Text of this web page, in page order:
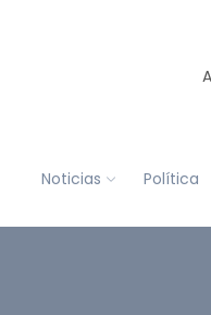
Noticias Política